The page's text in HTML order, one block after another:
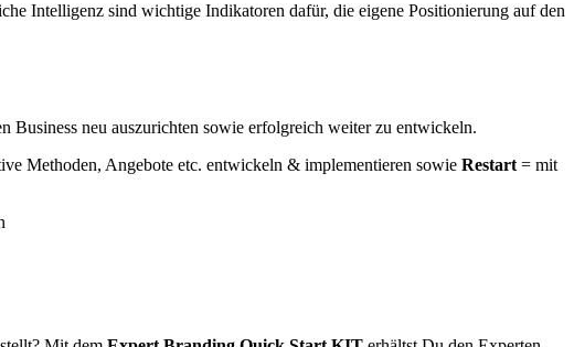
Intelligenz sind wichtige Indikatoren dafür, die eigene Positionierung auf den
Business neu auszurichten sowie erfolgreich weiter zu entwickeln.
Methoden, Angebote etc. entwickeln & implementieren sowie Restart = mit